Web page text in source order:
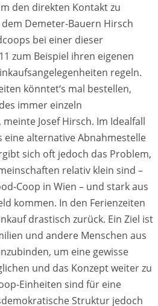
den direkten Kontakt zu
Demeter-Bauern Hirsch
bei einer dieser
zum Beispiel ihren eigenen
regeln.
könntet‘s mal bestellen,
immer einzeln
Josef Hirsch. Im Idealfall
eine alternative Abnahmestelle
sich oft jedoch das Problem,
relativ klein sind –
Coop in Wien – und stark aus
kommen. In den Ferienzeiten
drastisch zurück. Ein Ziel ist
und andere Menschen aus
um eine gewisse
und das Konzept weiter zu
Einheiten sind für eine
Struktur jedoch